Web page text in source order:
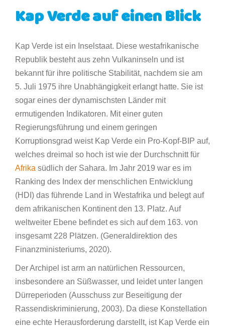
Kap Verde auf einen Blick
Kap Verde ist ein Inselstaat. Diese westafrikanische
Republik besteht aus zehn Vulkaninseln und ist
bekannt für ihre politische Stabilität, nachdem sie am
5. Juli 1975 ihre Unabhängigkeit erlangt hatte. Sie ist
sogar eines der dynamischsten Länder mit
ermutigenden Indikatoren. Mit einer guten
Regierungsführung und einem geringen
Korruptionsgrad weist Kap Verde ein Pro-Kopf-BIP auf,
welches dreimal so hoch ist wie der Durchschnitt für
Afrika südlich der Sahara. Im Jahr 2019 war es im
Ranking des Index der menschlichen Entwicklung
(HDI) das führende Land in Westafrika und belegt auf
dem afrikanischen Kontinent den 13. Platz. Auf
weltweiter Ebene befindet es sich auf dem 163. von
insgesamt 228 Plätzen. (Generaldirektion des
Finanzministeriums, 2020).
Der Archipel ist arm an natürlichen Ressourcen,
insbesondere an Süßwasser, und leidet unter langen
Dürreperioden (Ausschuss zur Beseitigung der
Rassendiskriminierung, 2003). Da diese Konstellation
eine echte Herausforderung darstellt, ist Kap Verde ein